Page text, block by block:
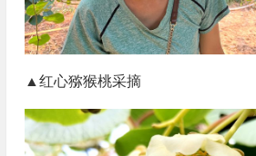
▲红心猕猴桃采摘